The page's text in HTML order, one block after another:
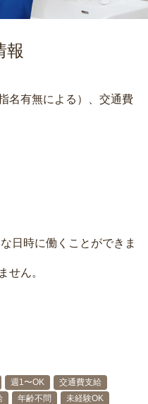
報
名有無による）、交通費
日時に働くことができま
せん。
週1〜OK
交通費支給
年齢不問
未経験OK